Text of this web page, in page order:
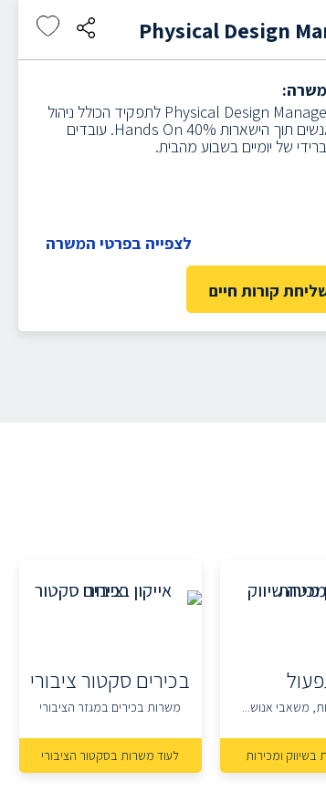
Physical Design
דרוש/ה Physical Design Manager לתפקיד הכולל ניהול
של 8-9 אנשים תוך הישארות 40% Hands On. עובדים
של יומיים בשבוע מהבית.
לצפייה בפרטי המשרה
קורות חיים
משאבי אנוש...
ומכירות
בכירים סקטור ציבורי
משרות בכירים במגזר הציבורי
לעוד משרות בסקטור הציבורי